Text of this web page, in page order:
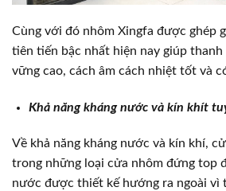
Cùng với đó nhôm Xingfa được ghép
tiên tiến bậc nhất hiện nay giúp
vững cao, cách âm cách nhiệt tốt và
Khả năng kháng nước và kín khít
Về khả năng kháng nước và kín khí,
trong những loại cửa nhôm đứng top
nước được thiết kế hướng ra ngoài vì